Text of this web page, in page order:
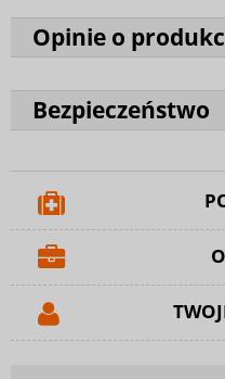
Opinie o
Bezpieczeństwo